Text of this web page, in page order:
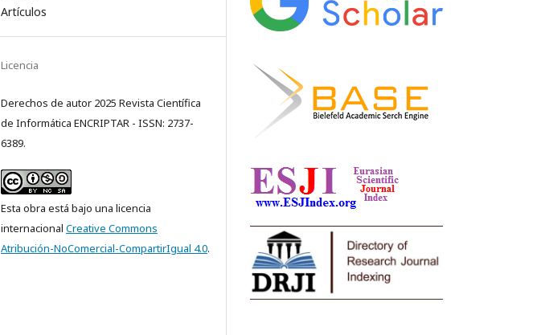
Artículos
Licencia
Derechos de autor 2025 Revista Científica
de Informática ENCRIPTAR - ISSN: 2737-
6389.
Esta obra está bajo una licencia
internacional Creative Commons
Atribución-NoComercial-CompartirIgual 4.0.